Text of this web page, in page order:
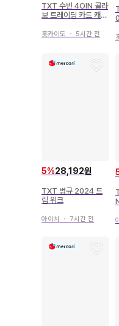
TXT 수빈 4OlN 콜라
보 트레이딩 카드 캐주
홋카이도 ・ 5시간 전
5%28,192원
TXT 범규 2024 드
림 위크
아이치 ・ 7시간 전